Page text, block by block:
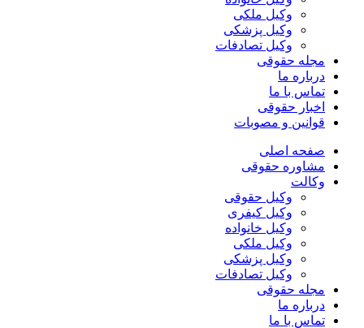
وکیل ملکی
وکیل پزشکی
وکیل تصادفات
مجله حقوقی
درباره ما
تماس با ما
اخبار حقوقی
قوانین و مصوبات
صفحه اصلی
مشاوره حقوقی
وکالت
وکیل حقوقی
وکیل کیفری
وکیل خانواده
وکیل ملکی
وکیل پزشکی
وکیل تصادفات
مجله حقوقی
درباره ما
تماس با ما